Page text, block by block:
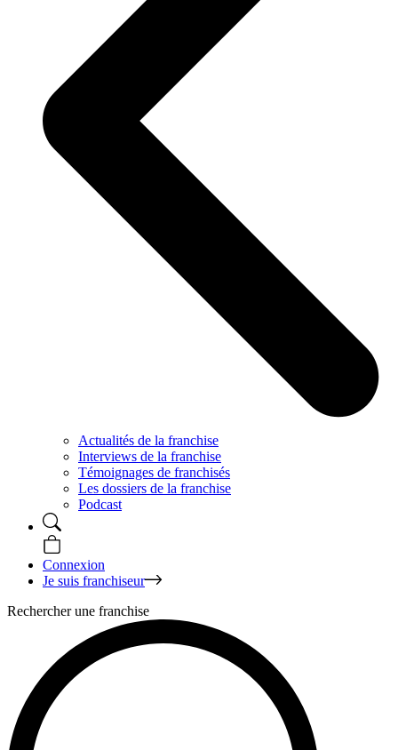
Actualités de la franchise
Interviews de la franchise
Témoignages de franchisés
Les dossiers de la franchise
Podcast
Connexion
Je suis franchiseur
Rechercher une franchise